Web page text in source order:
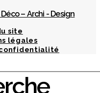
– Archi - Design
site
légales